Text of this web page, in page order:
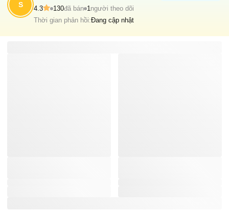
S 4.3 130đã bán 1 người theo dõi
Thời gian phản hồi:Đang cập nhật